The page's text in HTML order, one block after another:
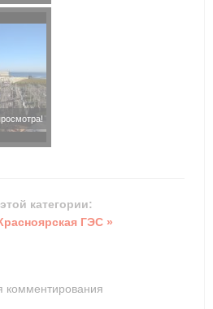
категории:
ГЭС »
комментирования